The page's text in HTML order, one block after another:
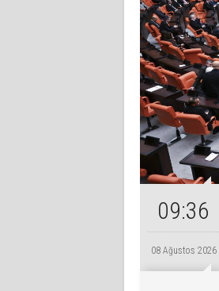
09:36
08 Ağustos 2026